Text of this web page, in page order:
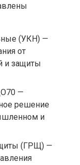
(УКН) —
от
и защиты
—
решение
и
(ГРЩ) —